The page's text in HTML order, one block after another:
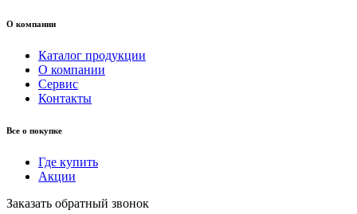
О компании
Каталог продукции
О компании
Сервис
Контакты
Все о покупке
Где купить
Акции
Заказать обратный звонок